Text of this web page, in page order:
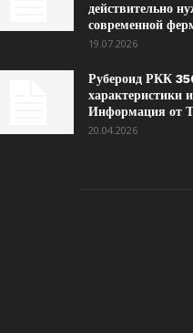
действительно
современной
19.07.2026
Рубероид РКК
характеристики
Информация от
20.04.2026